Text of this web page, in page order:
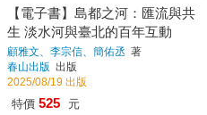
【電子書】島都之河：匯流與共
生 淡水河與臺北的百年互動
顧雅文、李宗信、簡佑丞著
春山出版 出版
2025/08/19 出版
特價 525 元